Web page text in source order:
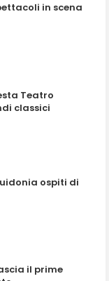
in scena
Teatro
classici
ospiti di
il prime